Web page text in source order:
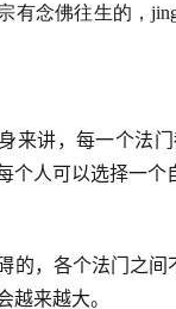
有念佛往生的，
来讲，每一个法
个人可以选择一个
的，各个法门之
越来越大。